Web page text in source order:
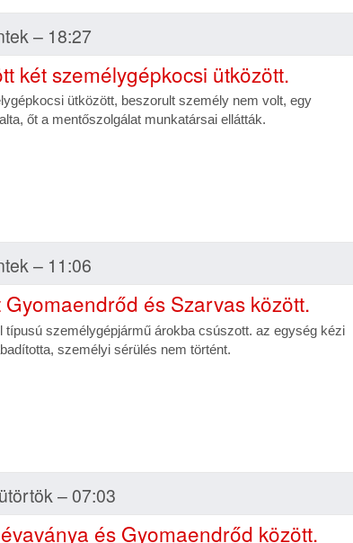
– 18:27
két személygépkocsi ütközött.
ütközött, beszorult személy nem volt, egy
őt a mentőszolgálat munkatársai ellátták.
– 11:06
és Szarvas között.
típusú személygépjármű árokba csúszott. az egység kézi
személyi sérülés nem történt.
– 07:03
és Gyomaendrőd között.